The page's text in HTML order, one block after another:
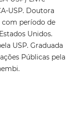
USP. Doutora
com período de
Unidos.
USP. Graduada
Públicas pela